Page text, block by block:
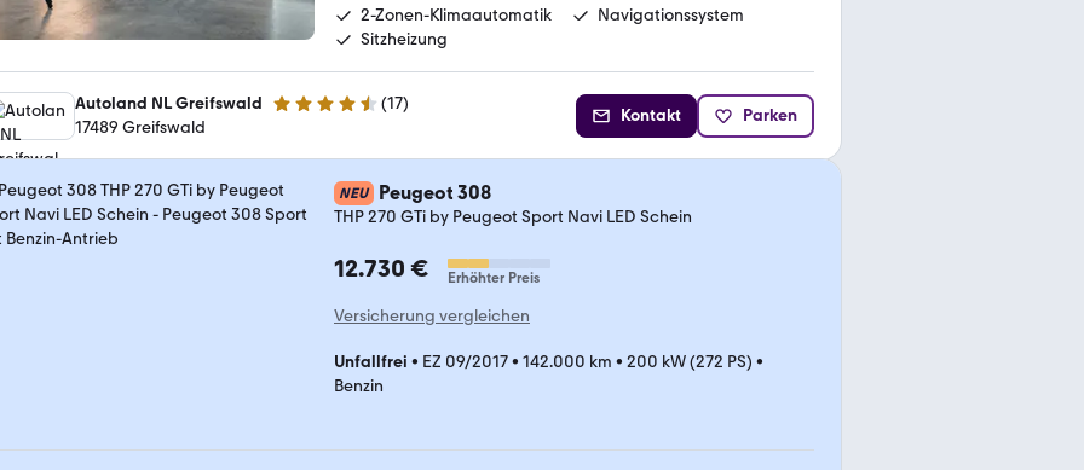
2-Zonen-Klimaautomatik
Navigationssystem
Sitzheizung
Autoland NL Greifswald 4.7 Sterne (17)
17489 Greifswald
Kontakt Parken
NEU Peugeot 308
THP 270 GTi by Peugeot Sport Navi LED Schein
12.730 € Erhöhter Preis
Versicherung vergleichen
Unfallfrei • EZ 09/2017• 142.000 km • 200 kW (272 PS) •
Benzin